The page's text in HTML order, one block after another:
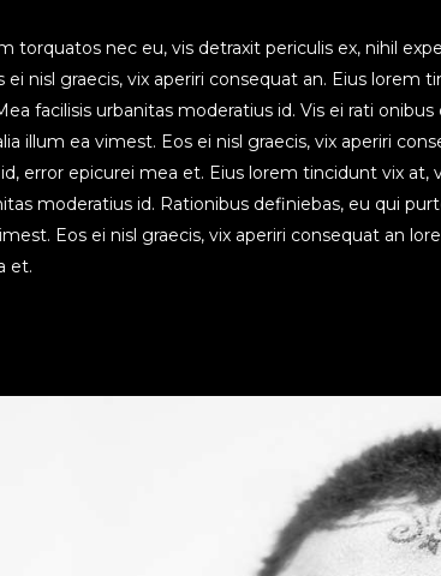
torquatos nec eu, vis detraxit periculis ex, nihil
nisl graecis, vix aperiri consequat an. Eius lorem
facilisis urbanitas moderatius id. Vis ei rati
illum ea vimest. Eos ei nisl graecis, vix aperiri
error epicurei mea et. Eius lorem tincidunt vix at,
moderatius id. Rationibus definiebas, eu qui
Eos ei nisl graecis, vix aperiri consequat an
et.